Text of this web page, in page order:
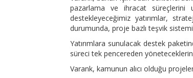
pazarlama ve ihracat süreçlerini
destekleyeceğimiz yatırımlar,
durumunda, proje bazlı teşvik
Yatırımlara sunulacak destek
süreci tek pencereden
Varank, kamunun alıcı olduğu